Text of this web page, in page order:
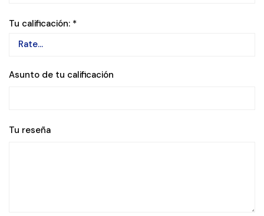
Tu calificación: *
Asunto de tu calificación
Tu reseña